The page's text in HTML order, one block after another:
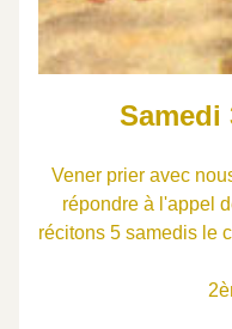
Samedi
Vener prier avec
répondre à l'appel
récitons 5 samedis le